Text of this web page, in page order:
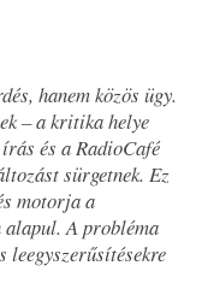
hanem közös ügy.
– a kritika helye
és a RadioCafé
sürgetnek. Ez
motorja a
alapul. A probléma
leegyszerűsítésekre